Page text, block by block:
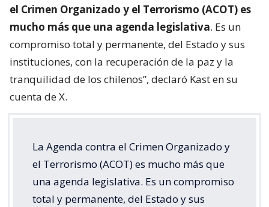
el Crimen Organizado y el Terrorismo (ACOT) es
mucho más que una agenda legislativa. Es un
compromiso total y permanente, del Estado y sus
instituciones, con la recuperación de la paz y la
tranquilidad de los chilenos”, declaró Kast en su
cuenta de X.
La Agenda contra el Crimen Organizado y
el Terrorismo (ACOT) es mucho más que
una agenda legislativa. Es un compromiso
total y permanente, del Estado y sus